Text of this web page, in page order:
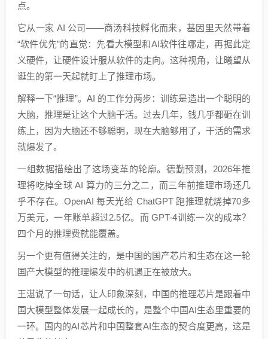
点。
它从一家 AI 公司——商汤科技孵化而来，基因里天然带着
“软件优先”的直觉：先看大模型和AI软件往哪走，再据此定
义硬件，让硬件设计服从软件的走向。这种视角，让曦望从
诞生的第一天起就盯上了推理市场。
解释一下“推理”。AI 的工作分两步：训练是造出一个聪明的
大脑，推理是让这个大脑干活。过去几年，钱几乎都砸在训
练上，因为大脑还不够聪明，现在大脑够用了，干活的需求
就爆发了。
一组数据描绘出了这场变革的轮廓。德勤预测，2026年推
理将吃掉全球 AI 算力的三分之二，而三年前推理市场还几
乎不存在。OpenAI 每天光给 ChatGPT 跑推理就烧掉70多
万美元，一年账单超过2.5亿。而 GPT-4训练一次的成本？
四个月的推理费就能覆盖。
另一个更有值得关注的，是中国的国产芯片和生态在这一轮
国产大模型的推理爆发中的机遇正在被放大。
王湛说了一句话，让人印象深刻，中国的推理芯片是跟着中
国大模型整体发展一起成长的，是整个中国AI生态里重要的
一环。国内的AI芯片和中国整套AI生态的契合度更高，这是